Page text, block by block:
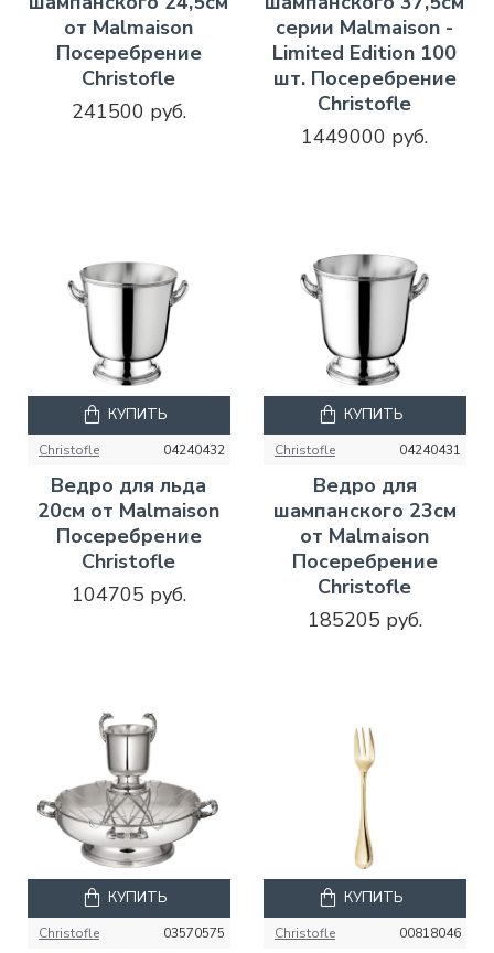
от Malmaison
Посеребрение
Christofle
241500 руб.
серии Malmaison -
Limited Edition 100
шт. Посеребрение
Christofle
1449000 руб.
Christofle 04240432
Ведро для льда
20см от Malmaison
Посеребрение
Christofle
104705 руб.
КУПИТЬ
Christofle 04240431
Ведро для
шампанского 23см
от Malmaison
Посеребрение
Christofle
185205 руб.
КУПИТЬ
Christofle 03570575
КУПИТЬ
Christofle 00818046
КУПИТЬ